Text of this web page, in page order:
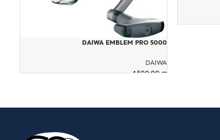
DAIWA EMBLEM PRO 5000
DAIWA
1,500.00₪